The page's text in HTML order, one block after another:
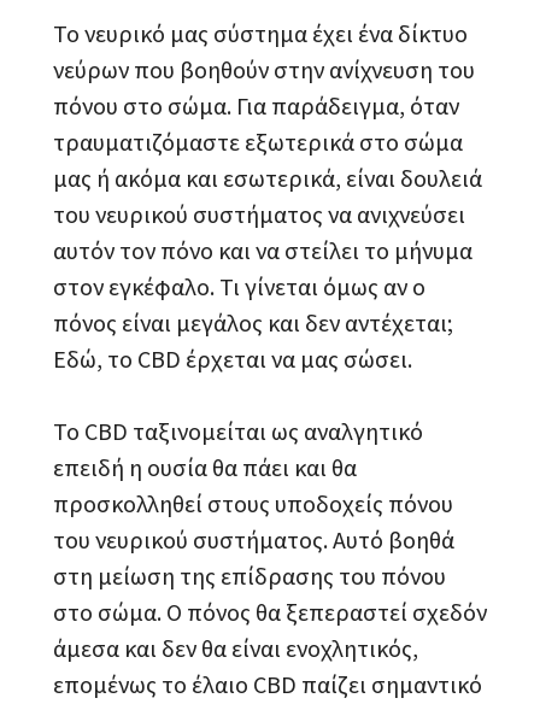
Το νευρικό μας σύστημα έχει ένα δίκτυο
νεύρων που βοηθούν στην ανίχνευση του
πόνου στο σώμα. Για παράδειγμα, όταν
τραυματιζόμαστε εξωτερικά στο σώμα
μας ή ακόμα και εσωτερικά, είναι δουλειά
του νευρικού συστήματος να ανιχνεύσει
αυτόν τον πόνο και να στείλει το μήνυμα
στον εγκέφαλο. Τι γίνεται όμως αν ο
πόνος είναι μεγάλος και δεν αντέχεται;
Εδώ, το CBD έρχεται να μας σώσει.
Το CBD ταξινομείται ως αναλγητικό
επειδή η ουσία θα πάει και θα
προσκολληθεί στους υποδοχείς πόνου
του νευρικού συστήματος. Αυτό βοηθά
στη μείωση της επίδρασης του πόνου
στο σώμα. Ο πόνος θα ξεπεραστεί σχεδόν
άμεσα και δεν θα είναι ενοχλητικός,
επομένως το έλαιο CBD παίζει σημαντικό